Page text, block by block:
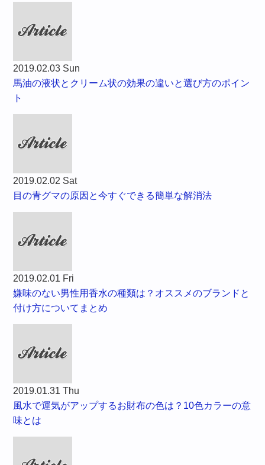
2019.02.03 Sun
馬油の液状とクリーム状の効果の違いと選び方のポイン
ト
2019.02.02 Sat
目の青グマの原因と今すぐできる簡単な解消法
2019.02.01 Fri
嫌味のない男性用香水の種類は？オススメのブランドと
付け方についてまとめ
2019.01.31 Thu
風水で運気がアップするお財布の色は？10色カラーの意
味とは